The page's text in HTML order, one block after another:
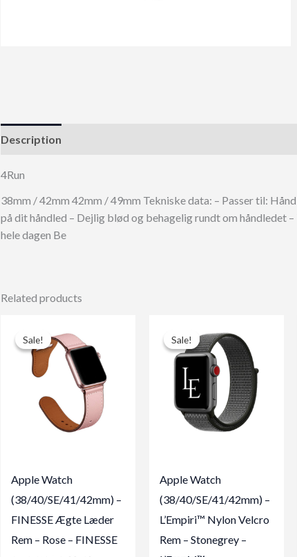
Description
4Run
38mm / 42mm 42mm / 49mm Tekniske data: – Passer til:
på dit håndled – Dejlig blød og behagelig rundt om håndledet
hele dagen Be
Related products
Sale!
Sale!
Apple Watch
(38/40/SE/41/42mm) –
FINESSE Ægte Læder
Rem – Rose – FINESSE
Sale!
Sale!
Apple Watch
(38/40/SE/41/42mm) –
L’Empiri™ Nylon Velcro
Rem – Stonegrey –